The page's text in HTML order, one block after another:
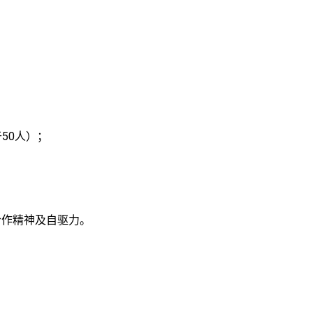
人）；
精神及自驱力。